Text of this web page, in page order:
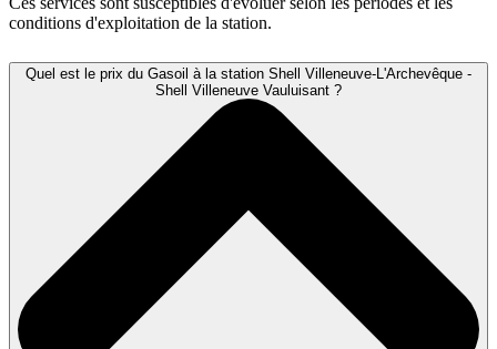
conditions d'exploitation de la station.
Quel est le prix du Gasoil à la station Shell Villeneuve-L'Archevêque -
Shell Villeneuve Vauluisant ?